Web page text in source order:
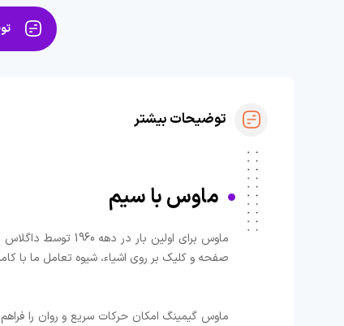
توضیحات بیشتر
ماوس با سیم
ماوس برای اولین
صفحه و کلیک بر روی اشیاء، شیوه تعامل ما با
ماوس گیمینگ امکان حرکات سریع و روان را